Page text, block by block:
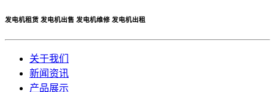
发电机租赁 发电机出售 发电机维修 发电机出租
关于我们
新闻资讯
产品展示